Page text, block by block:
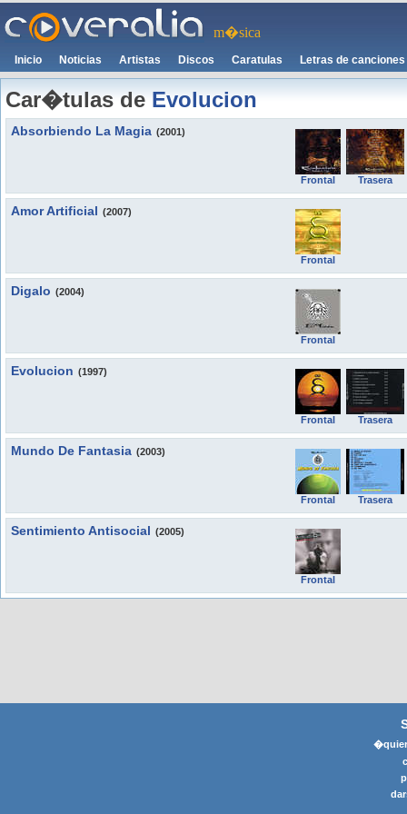
m�sica
Inicio Noticias Artistas Discos Caratulas Letras de canciones
Car�tulas de Evolucion
Absorbiendo La Magia (2001)
Frontal Trasera
Amor Artificial (2007)
Frontal
Digalo (2004)
Frontal
Evolucion (1997)
Frontal Trasera
Mundo De Fantasia (2003)
Frontal Trasera
Sentimiento Antisocial (2005)
Frontal